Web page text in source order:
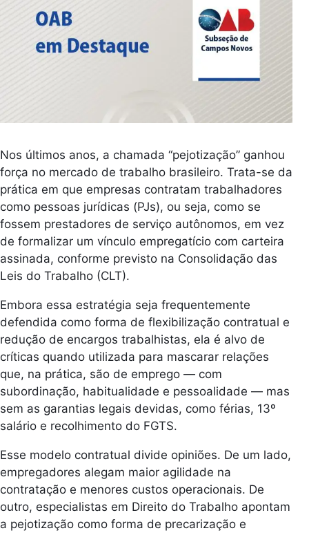
Nos últimos anos, a chamada “pejotização” ganhou
força no mercado de trabalho brasileiro. Trata-se da
prática em que empresas contratam trabalhadores
como pessoas jurídicas (PJs), ou seja, como se
fossem prestadores de serviço autônomos, em vez
de formalizar um vínculo empregatício com carteira
assinada, conforme previsto na Consolidação das
Leis do Trabalho (CLT).
Embora essa estratégia seja frequentemente
defendida como forma de flexibilização contratual e
redução de encargos trabalhistas, ela é alvo de
críticas quando utilizada para mascarar relações
que, na prática, são de emprego — com
subordinação, habitualidade e pessoalidade — mas
sem as garantias legais devidas, como férias, 13º
salário e recolhimento do FGTS.
Esse modelo contratual divide opiniões. De um lado,
empregadores alegam maior agilidade na
contratação e menores custos operacionais. De
outro, especialistas em Direito do Trabalho apontam
a pejotização como forma de precarização e